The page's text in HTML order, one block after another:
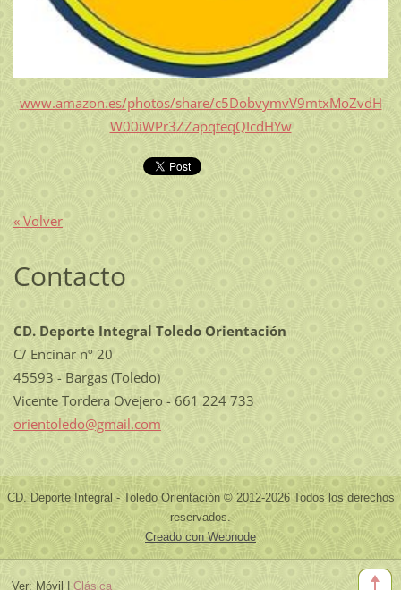
www.amazon.es/photos/share/c5DobvymvV9mtxMoZvdH
W00iWPr3ZZapqteqQIcdHYw
« Volver
Contacto
CD. Deporte Integral Toledo Orientación
C/ Encinar nº 20
45593 - Bargas (Toledo)
Vicente Tordera Ovejero - 661 224 733
orientoledo@gmail.com
CD. Deporte Integral - Toledo Orientación © 2012-2026 Todos los derechos
reservados.
Creado con Webnode
Ver: Móvil Clásica